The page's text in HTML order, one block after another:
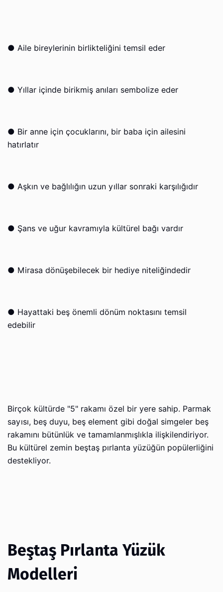
● Aile bireylerinin birlikteliğini temsil eder
● Yıllar içinde birikmiş anıları sembolize eder
● Bir anne için çocuklarını, bir baba için ailesini
hatırlatır
● Aşkın ve bağlılığın uzun yıllar sonraki karşılığıdır
● Şans ve uğur kavramıyla kültürel bağı vardır
● Mirasa dönüşebilecek bir hediye niteliğindedir
● Hayattaki beş önemli dönüm noktasını temsil
edebilir
Birçok kültürde "5" rakamı özel bir yere sahip. Parmak
sayısı, beş duyu, beş element gibi doğal simgeler beş
rakamını bütünlük ve tamamlanmışlıkla ilişkilendiriyor.
Bu kültürel zemin beştaş pırlanta yüzüğün popülerliğini
destekliyor.
Beştaş Pırlanta Yüzük
Modelleri